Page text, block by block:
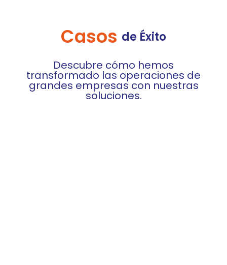
Casos de Éxito
Descubre cómo hemos
transformado las operaciones de
grandes empresas con nuestras
soluciones.